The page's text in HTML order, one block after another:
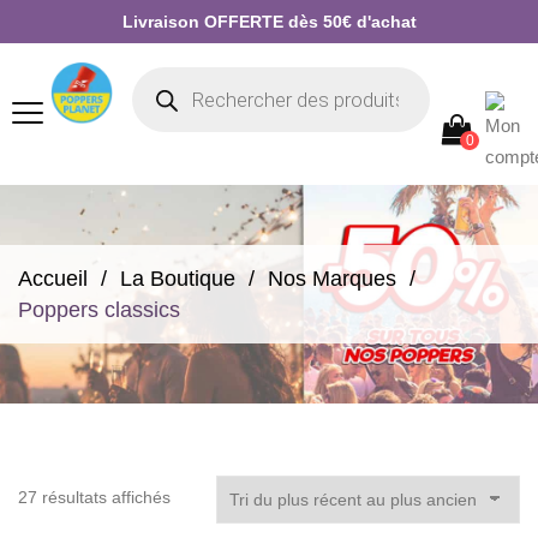
Livraison OFFERTE dès 50€ d'achat
0
Accueil La Boutique
Nos Marques
Poppers classics
27 résultats affichésTrié